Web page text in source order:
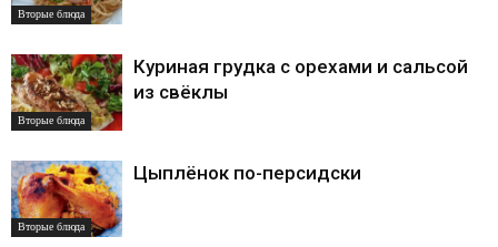
Вторые блюда
Вторые блюда
Куриная грудка с орехами и сальсой
из свёклы
Вторые блюда
Цыплёнок по-персидски